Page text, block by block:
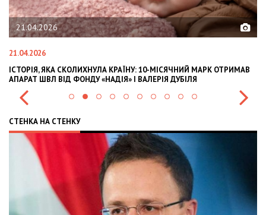
21.04.2026
ЯКА СКОЛИХНУЛА КРАЇНУ: 10-МІСЯЧНИЙ МАРК ОТРИМАВ
ШВЛ ВІД ФОНДУ «НАДІЯ» І ВАЛЕРІЯ ДУБІЛЯ
СТЕНКА НА СТЕНКУ